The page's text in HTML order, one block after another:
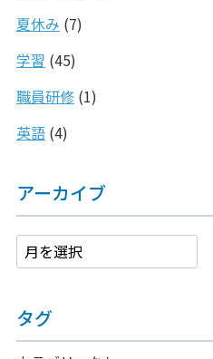
夏休み (7)
学習 (45)
職員研修(1)
英語(4)
アーカイブ
タグ